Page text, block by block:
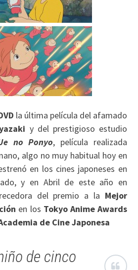
la última película del afamado
y del prestigioso estudio
no Ponyo, película realizada
algo no muy habitual hoy en
en los cines japoneses en
y en Abril de este año en
del premio a la Mejor
en los Tokyo Anime Awards
de Cine Japonesa
de cinco